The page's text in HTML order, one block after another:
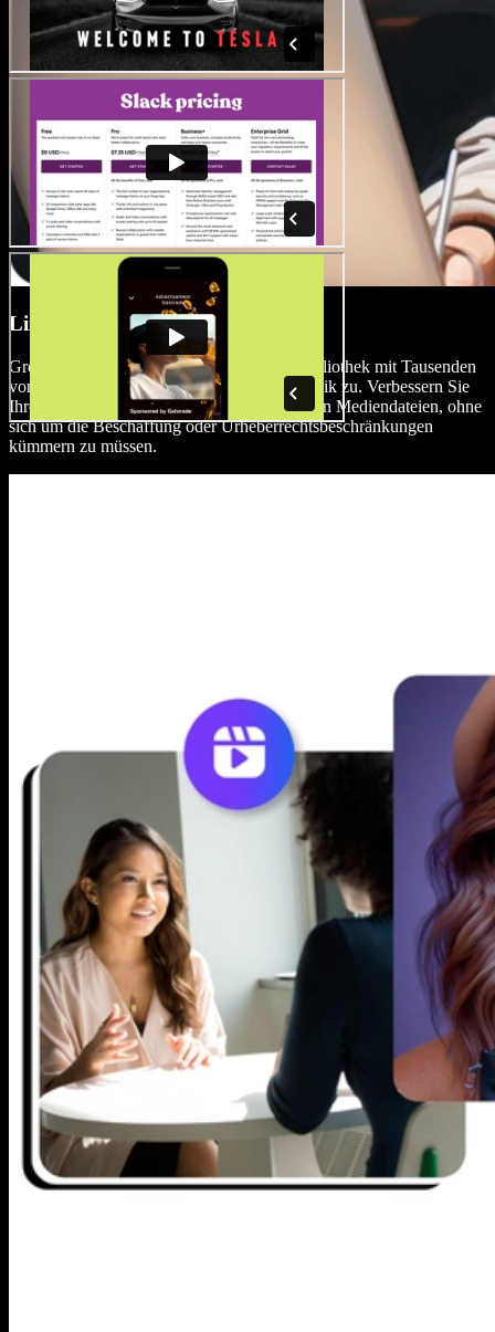
Lizenzfreie Medienbibliothek
Greifen Sie auf eine umfangreiche Stock-Bibliothek mit Tausenden
von Bildern, Videoclips und Hintergrundmusik zu. Verbessern Sie
Ihre Immobilienvideoinhalte mit hochwertigen Mediendateien, ohne
sich um die Beschaffung oder Urheberrechtsbeschränkungen
kümmern zu müssen.